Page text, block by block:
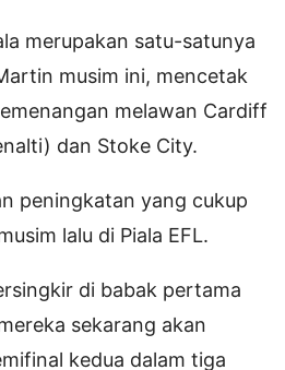
merupakan satu-satunya
musim ini, mencetak
melawan Cardiff
dan Stoke City.
peningkatan yang cukup
lalu di Piala EFL.
di babak pertama
sekarang akan
kedua dalam tiga